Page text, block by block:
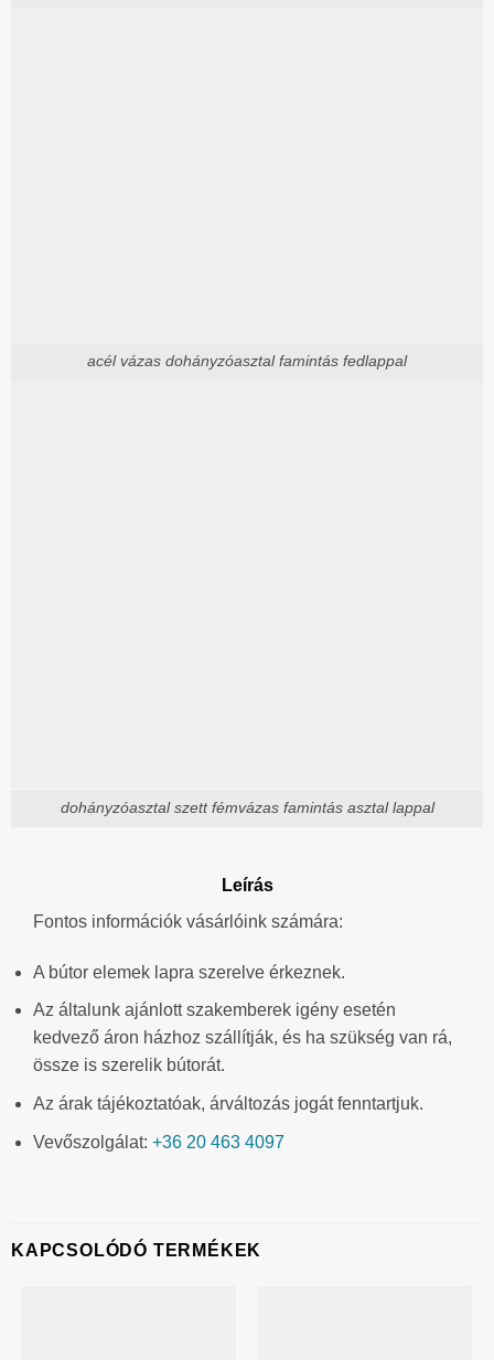
acél vázas dohányzóasztal famintás fedlappal
dohányzóasztal szett fémvázas famintás asztal lappal
Leírás
Fontos információk vásárlóink számára:
A bútor elemek lapra szerelve érkeznek.
Az általunk ajánlott szakemberek igény esetén
kedvező áron házhoz szállítják, és ha szükség van rá,
össze is szerelik bútorát.
Az árak tájékoztatóak, árváltozás jogát fenntartjuk.
Vevőszolgálat: +36 20 463 4097
KAPCSOLÓDÓ TERMÉKEK